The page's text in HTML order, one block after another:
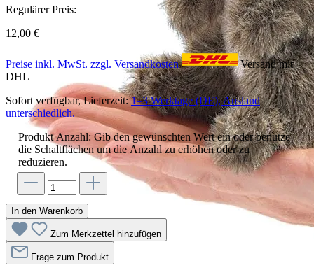
Regulärer Preis:
12,00 €
Preise inkl. MwSt. zzgl. Versandkosten
Versand mit
DHL
Sofort verfügbar, Lieferzeit:1–3 Werktage (DE), Ausland
unterschiedlich.
Produkt Anzahl: Gib den gewünschten Wert ein oder benutze
die Schaltflächen um die Anzahl zu erhöhen oder zu
reduzieren.
In den Warenkorb
Zum Merkzettel hinzufügen
Frage zum Produkt